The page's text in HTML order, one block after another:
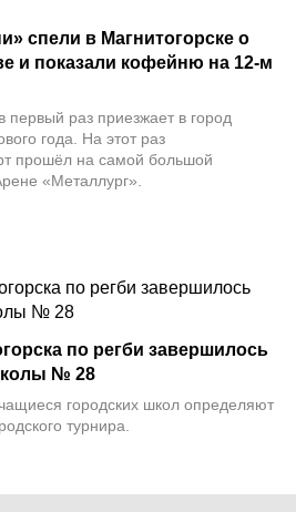
спели в Магнитогорске о
и показали кофейню на 12-м
раз приезжает в город
года. На этот раз
прошёл на самой большой
«Металлург».
по регби завершилось
№ 28
городских школ определяют
турнира.